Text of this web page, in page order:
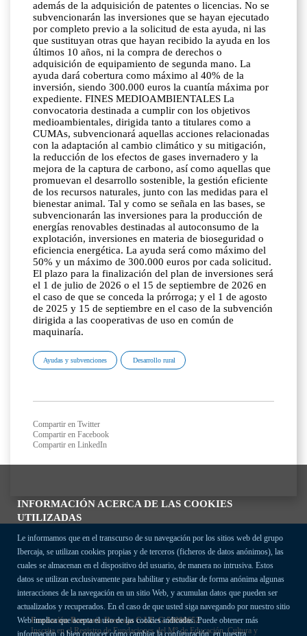
INFORMACIÓN ACERCA DE LAS COOKIES
UTILIZADAS
Le informamos que en el transcurso de su navegación por los sitios web del grupo
Ibercaja, se utilizan cookies propias y de terceros (ficheros de datos anónimos), las
cuales se almacenan en el dispositivo del usuario, de manera no intrusiva. Estos
datos se utilizan exclusivamente para habilitar y estudiar de forma anónima algunas
interacciones de la navegación en un sitio Web, y acumulan datos que pueden ser
actualizados y recuperados. En el caso de que usted siga navegando por nuestro sitio
Web implica que acepta el uso de las cookies indicadas. Puede obtener más
información, o bien conocer cómo cambiar la configuración, en nuestra
además de la adquisición de patentes o licencias. No se
subvencionarán las inversiones que se hayan ejecutado
por completo previo a la solicitud de esta ayuda, ni las
que sustituyan otras que hayan recibido la ayuda en los
últimos 10 años, ni la compra de derechos o
adquisición de equipamiento de segunda mano. La
ayuda dará cobertura como máximo al 40% de la
inversión, siendo 300.000 euros la cuantía máxima por
expediente. FINES MEDIOAMBIENTALES La
convocatoria destinada a cumplir con los objetivos
medioambientales, dirigida tanto a titulares como a
CUMAs, subvencionará aquellas acciones relacionadas
con la adaptación al cambio climático y su mitigación,
la reducción de los efectos de gases invernadero y la
mejora de la captura de carbono, así como aquellas que
promuevan el desarrollo sostenible, la gestión eficiente
de los recursos naturales, junto con las medidas para el
bienestar animal. Tal y como se señala en las bases, se
subvencionarán las inversiones para la producción de
energías renovables destinadas al autoconsumo de la
explotación, inversiones en materia de bioseguridad o
eficiencia energética. La ayuda será como máximo del
50% y un máximo de 300.000 euros por cada solicitud.
El plazo para la finalización del plan de inversiones será
el 1 de julio de 2026 o el 15 de septiembre de 2026 en
el caso de que se conceda la prórroga; y el 1 de agosto
de 2025 y 15 de septiembre en el caso de la subvención
dirigida a las cooperativas de uso en común de
maquinaría.
Ayudas y subvenciones Desarrollo rural
Compartir en Twitter
Compartir en Facebook
Compartir en LinkedIn
Fundación Bancaria Ibercaja C.I.F. G-50000652.
Inscrita en el Registro de Fundaciones del Mº de Educación, Cultura y